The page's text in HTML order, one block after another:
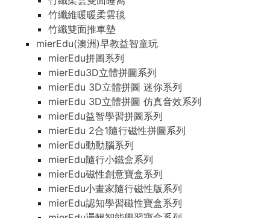
竹纖維暖暖柔雲毯
竹纖雙面推車墊
mierEdu(澳洲)早教益智童玩
mierEdu拼圖系列
mierEdu3D立體拼圖系列
mierEdu 3D立體拼圖 迷你系列
mierEdu 3D立體拼圖 仿真音效系列
mierEdu益智學習拼圖系列
mierEdu 2合1隨行磁性拼圖系列
mierEdu動動腦系列
mierEdu隨行小鐵盒系列
mierEdu磁性創意寶盒系列
mierEdu小畫家隨行磁性版系列
mierEdu認知學習磁性寶盒系列